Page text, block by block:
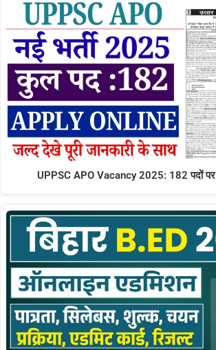
UPPSC APO Vacancy 2025: 182 पदों पर